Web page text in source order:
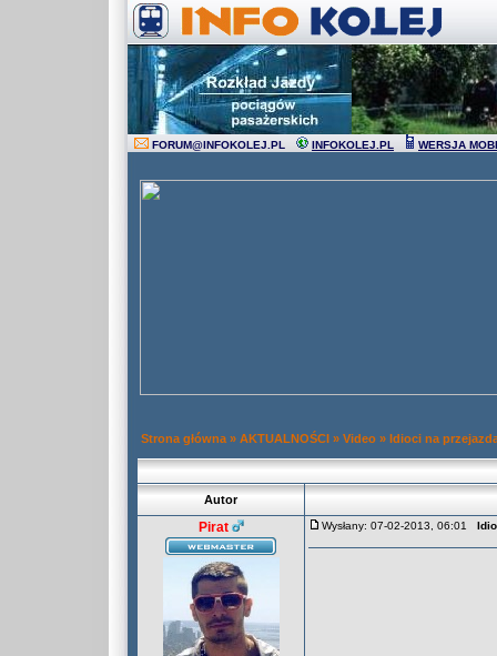
FORUM@INFOKOLEJ.PL INFOKOLEJ.PL WERSJA
Strona główna » AKTUALNOŚCI » Video » Idioci na
Autor
Pirat Wysłany: 07-02-2013, 06:01